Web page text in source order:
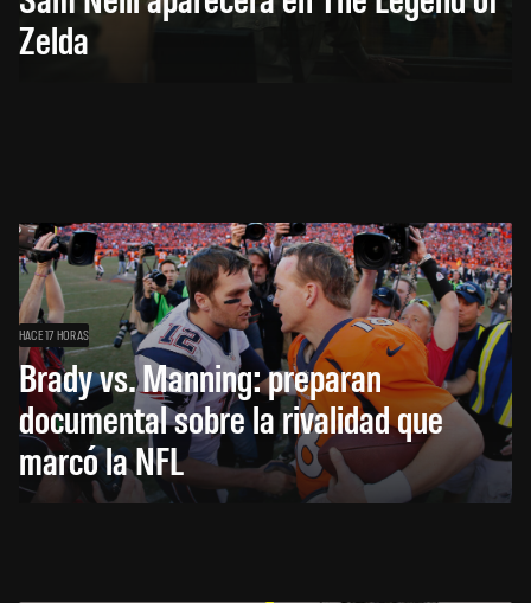
Zelda
HACE 17 HORAS
Brady vs. Manning: preparan
documental sobre la rivalidad que
marcó la NFL